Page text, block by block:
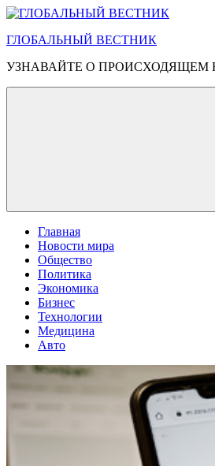
Перейти
содержимому
ГЛОБАЛЬНЫЙ ВЕСТНИК
УЗНАВАЙТЕ О ПРОИСХОДЯЩЕМ
Главная
Новости мира
Общество
Политика
Экономика
Бизнес
Технологии
Медицина
Авто